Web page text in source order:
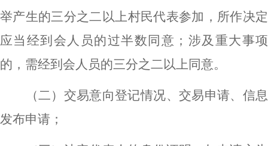
举产生的三分之二以上村民代表参加，所作决定
应当经到会人员的过半数同意；涉及重大事项
的，需经到会人员的三分之二以上同意。
（二）交易意向登记情况、交易申请、信息
发布申请；